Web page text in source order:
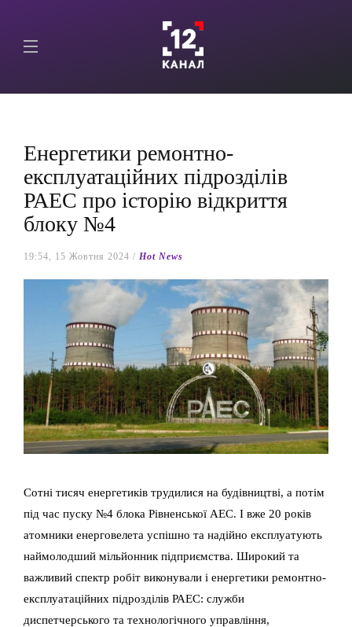
Енергетики ремонтно-
експлуатаційних підрозділів
РАЕС про історію відкриття
блоку №4
19:54, 15 Жовтня 2024 / Hot News
Сотні тисяч енергетиків трудилися на будівництві, а потім
під час пуску №4 блока Рівненської АЕС. І вже 20 років
атомники енерговелета успішно та надійно експлуатують
наймолодший мільйонник підприємства. Широкий та
важливий спектр робіт виконували і енергетики ремонтно-
експлуатаційних підрозділів РАЕС: служби
диспетчерського та технологічного управління,